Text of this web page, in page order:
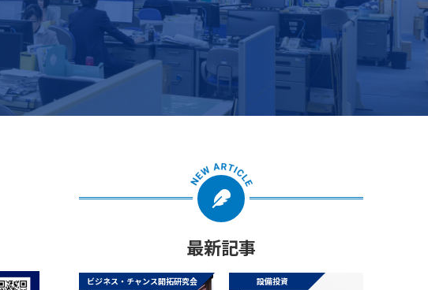
最新記事
ビジネス・チャンス開拓研究会 設備投資